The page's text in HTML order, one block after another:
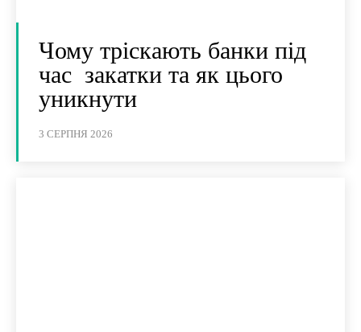
Чому тріскають банки під
час закатки та як цього
уникнути
3 СЕРПНЯ 2026